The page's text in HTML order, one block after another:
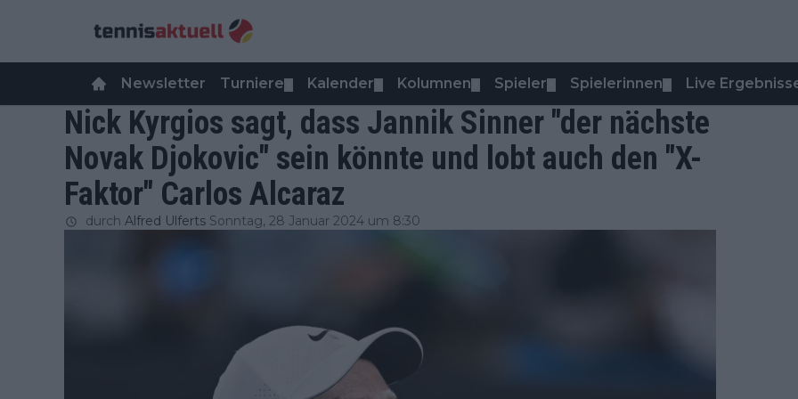
Newsletter Turniere Kalender Kolumnen Spieler Spielerinnen Live
Nick Kyrgios sagt, dass Jannik Sinner "der nächste
Novak Djokovic" sein könnte und lobt auch den "X-
Faktor" Carlos Alcaraz
durch Alfred Ulferts Sonntag, 28 Januar 2024 um 8:30